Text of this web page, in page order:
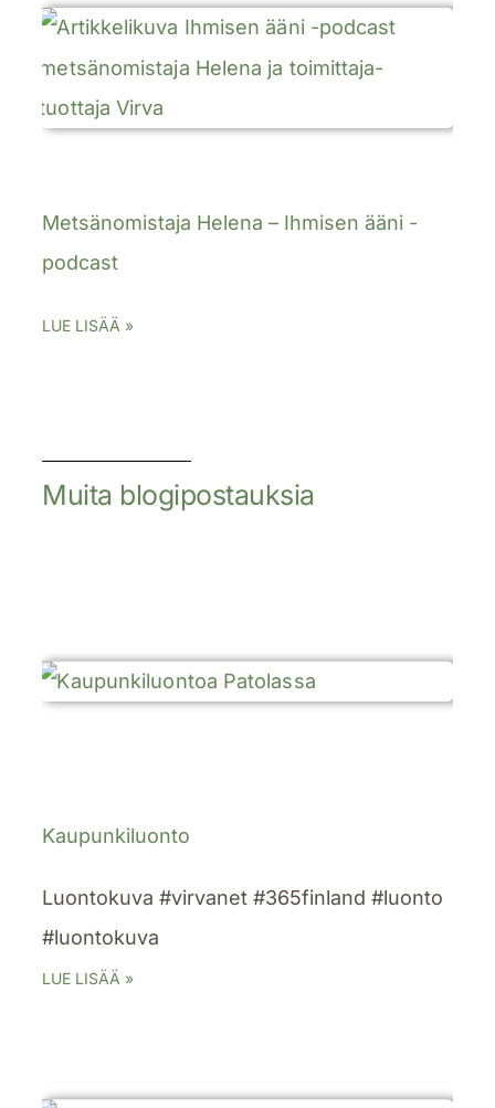
Metsänomistaja Helena – Ihmisen ääni -
podcast
LUE LISÄÄ »
Muita blogipostauksia
Kaupunkiluonto
Luontokuva #virvanet #365finland #luonto
#luontokuva
LUE LISÄÄ »